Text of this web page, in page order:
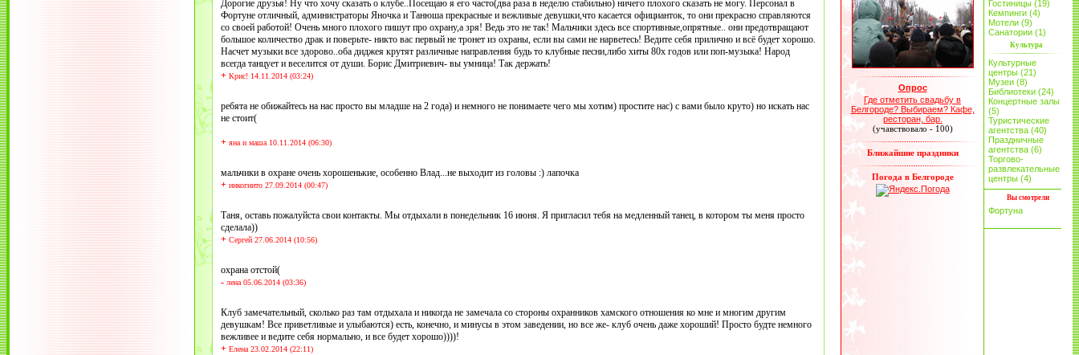
Дорогие друзья! Ну что хочу сказать о клубе..Посещаю я его часто(два раза в неделю стабильно) ничего плохого сказать не могу. Персонал в
Фортуне отличный, администраторы Яночка и Танюша прекрасные и вежливые девушки,что касается официанток, то они прекрасно справляются
со своей работой! Очень много плохого пишут про охрану,а зря! Ведь это не так! Мальчики здесь все спортивные,опрятные.. они предотвращают
большое количество драк и поверьте- никто вас первый не тронет из охраны, если вы сами не нарветесь! Ведите себя прилично и всё будет хорошо.
Насчет музыки все здорово..оба диджея крутят различные направления будь то клубные песни,либо хиты 80х годов или поп-музыка! Народ
всегда танцует и веселится от души. Борис Дмитриевич- вы умница! Так держать!
+Крис! 14.11.2014 (03:24)
ребята не обижайтесь на нас просто вы младше на 2 года) и немного не понимаете чего мы хотим) простите нас) с вами было круто) но искать нас
не стоит(
+яна и маша 10.11.2014 (06:30)
мальчики в охране очень хорошенькие, особенно Влад...не выходит из головы :) лапочка
+инкогнито 27.09.2014 (00:47)
Таня, оставь пожалуйста свои контакты. Мы отдыхали в понедельник 16 июня. Я пригласил тебя на медленный танец, в котором ты меня просто
сделала))
+Сергей 27.06.2014 (10:56)
охрана отстой(
-лена 05.06.2014 (03:36)
Клуб замечательный, сколько раз там отдыхала и никогда не замечала со стороны охранников хамского отношения ко мне и многим другим
девушкам! Все приветливые и улыбаются) есть, конечно, и минусы в этом заведении, но все же- клуб очень даже хороший! Просто будте немного
вежливее и ведите себя нормально, и все будет хорошо))))!
+Елена 23.02.2014 (22:11)
Опрос
Где отметить свадьбу в
Белгороде? Выбираем? Кафе,
ресторан, бар.
(учавствовало - 100)
Ближайшие праздники
Погода в Белгороде
Гостиницы (19)
Кемпинги (4)
Мотели (9)
Санатории (1)
Культура
Культурные
центры (21)
Музеи (8)
Библиотеки (24)
Концертные залы
(5)
Туристические
агентства (40)
Праздничные
агентства (6)
Торгово-
развлекательные
центры (4)
Вы смотрели
Фортуна